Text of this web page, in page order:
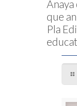
que
Pla